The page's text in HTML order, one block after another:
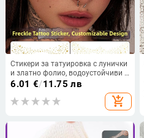
Стикери за татуировка с лунички
и златно фолио, водоустойчиви и
устойчиви на изпотяване, за
бляскави
6.01 €/11.75 лв
add_shopping_cart